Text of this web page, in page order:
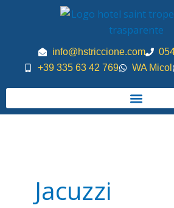
info@hstriccione.com
+39 335 63 42 769
WA Micol
Jacuzzi